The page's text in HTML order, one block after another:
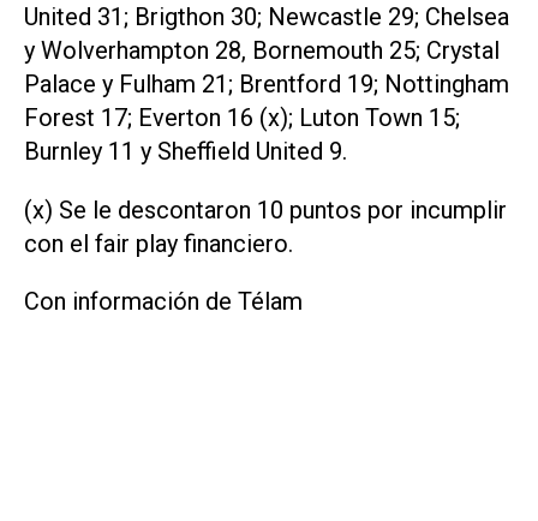
United 31; Brigthon 30; Newcastle 29; Chelsea
y Wolverhampton 28, Bornemouth 25; Crystal
Palace y Fulham 21; Brentford 19; Nottingham
Forest 17; Everton 16 (x); Luton Town 15;
Burnley 11 y Sheffield United 9.
(x) Se le descontaron 10 puntos por incumplir
con el fair play financiero.
Con información de Télam